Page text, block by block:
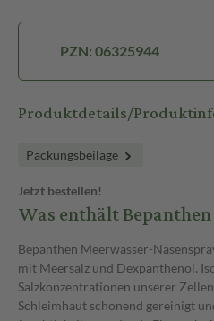
PZN: 06325944
Produktdetails/
Packungsbeilage
Jetzt bestellen!
Was enthält
Bepanthen Meerwasser-
mit Meersalz und Dexpanthenol.
Salzkonzentrationen unserer
Schleimhaut schonend gereinigt